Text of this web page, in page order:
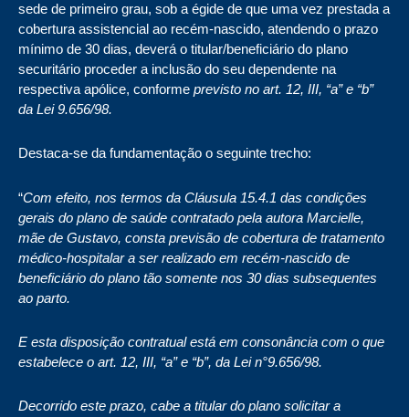
sede de primeiro grau, sob a égide de que uma vez prestada a
cobertura assistencial ao recém-nascido, atendendo o prazo
mínimo de 30 dias, deverá o titular/beneficiário do plano
securitário proceder a inclusão do seu dependente na
respectiva apólice, conforme previsto no art. 12, III, “a” e “b”
da Lei 9.656/98.
Destaca-se da fundamentação o seguinte trecho:
“Com efeito, nos termos da Cláusula 15.4.1 das condições
gerais do plano de saúde contratado pela autora Marcielle,
mãe de Gustavo, consta previsão de cobertura de tratamento
médico-hospitalar a ser realizado em recém-nascido de
beneficiário do plano tão somente nos 30 dias subsequentes
ao parto.
E esta disposição contratual está em consonância com o que
estabelece o art. 12, III, “a” e “b”, da Lei n°9.656/98.
Decorrido este prazo, cabe a titular do plano solicitar a